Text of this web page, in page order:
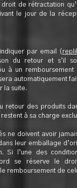
droit de rétractation
le jour de la
par email (
du retour et s’il
à un
automatiquement
la suite.
retour des produits
à sa charge
ne doivent avoir
leur emballage
Si l’une des
se réserve le
le remboursement de